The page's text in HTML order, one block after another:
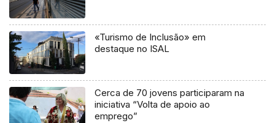
«Turismo de Inclusão» em
destaque no ISAL
Cerca de 70 jovens participaram na
iniciativa “Volta de apoio ao
emprego”